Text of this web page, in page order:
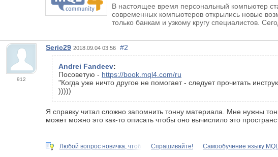
В настоящее время персональный компьютер
современных компьютеров открылись новые
только банкам и узкому кругу специалистов.
912
Seric29 2018.09.04 03:56 #2
Andrei Fandeev:
Посоветую - https://book.mql4.com/ru
"Когда уже ничто другое не помогает - следует прочитать
)))))
Я справку читал сложно запомнить тонну материала. Мне нужны
может можно это как-то описать чтобы оно вычислило это
Любой вопрос новичка, чтоб Спрашивайте! Самообучение языку